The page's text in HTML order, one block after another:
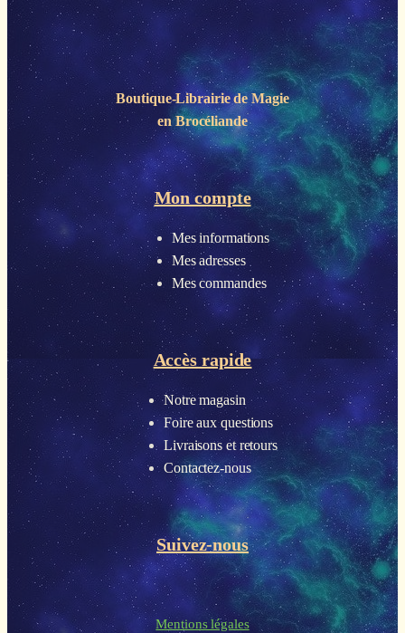
Boutique-Librairie deMagie
en Brocéliande
Mon compte
Mes informations
Mes adresses
Mes commandes
Accès rapide
Notre magasin
Foire aux questions
Livraisons et retours
Contactez-nous
Suivez-nous
Mentions légales